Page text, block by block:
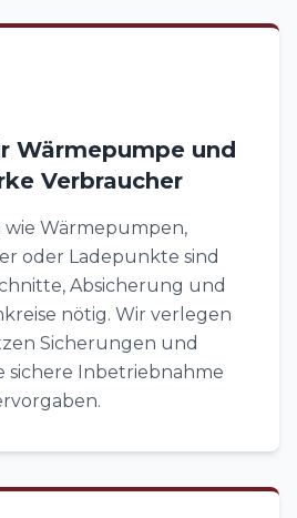
Wärmepumpe und
Verbraucher
Wärmepumpen,
oder Ladepunkte sind
Absicherung und
nötig. Wir verlegen
Sicherungen und
sichere Inbetriebnahme